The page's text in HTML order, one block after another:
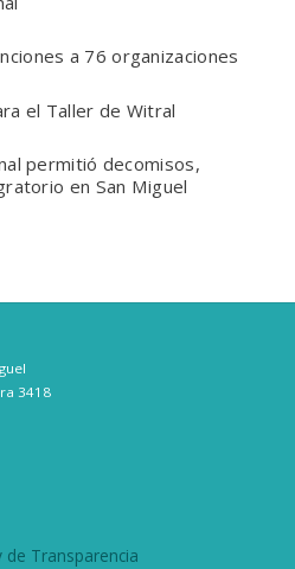
a 76 organizaciones
el Taller de Witral
permitió decomisos,
en San Miguel
3418
de Transparencia